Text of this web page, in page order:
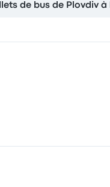
de bus de Plovdiv